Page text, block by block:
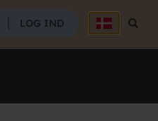
SØG
Søg
LOG IND